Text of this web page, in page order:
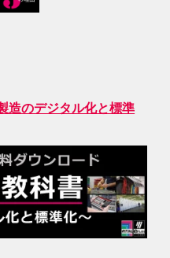
造のデジタル化と標準